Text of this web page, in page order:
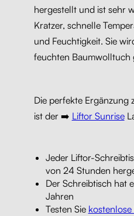
hergestellt und ist sehr
Kratzer, schnelle
und Feuchtigkeit. Sie
feuchten Baumwolltuch
Die perfekte Ergänzung
ist der ➡️ Liftor Sunrise
Jeder Liftor-
von 24 Stunden
Der Schreibtisch hat
Jahren
Testen Sie